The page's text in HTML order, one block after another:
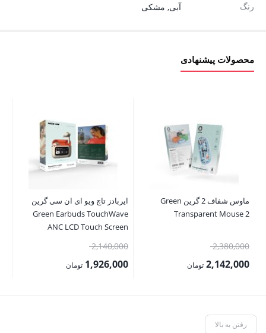
رنگ آبی, مشکی
محصولات پیشنهادی
ماوس شفاف 2 گرین Green
Transparent Mouse 2
2,380,000قیمت
اصلی:2,142,000 تومان
2,142,000 تومان.
ایربادز تاچ ویو ای ان سی گرین
Green Earbuds TouchWave
ANC LCD Touch Screen
2,140,000قیمت
اصلی:1,926,000 تومان
رفتن به بالا